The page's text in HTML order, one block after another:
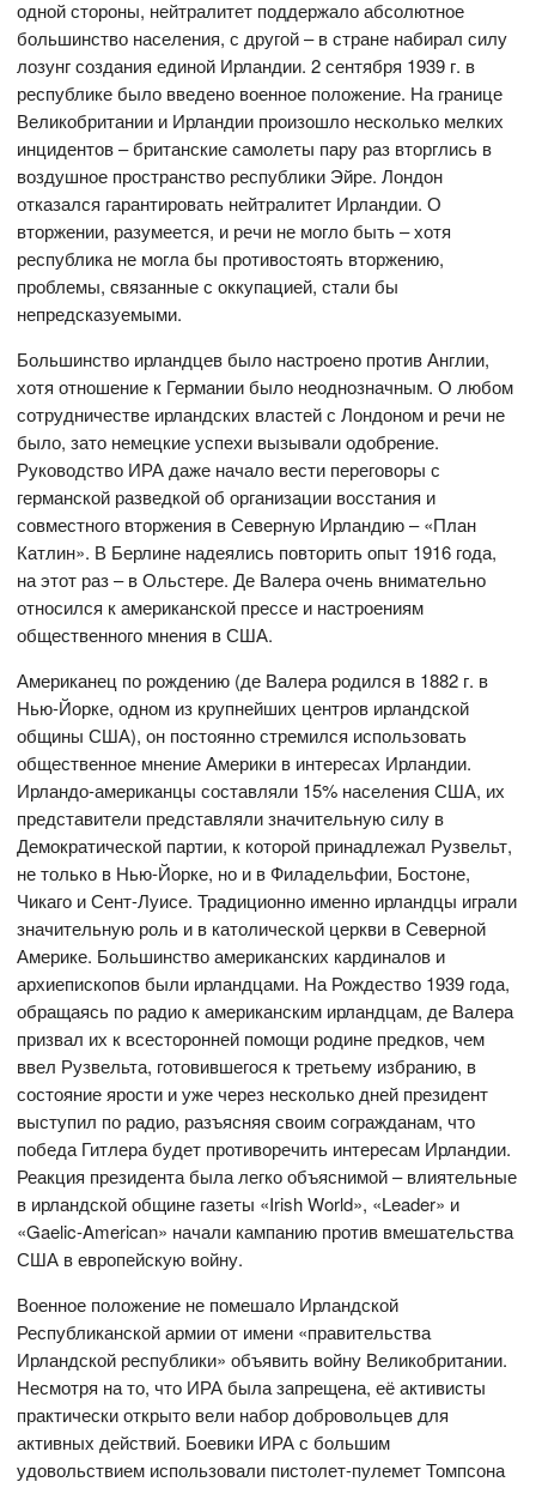
одной стороны, нейтралитет поддержало абсолютное
большинство населения, с другой – в стране набирал силу
лозунг создания единой Ирландии. 2 сентября 1939 г. в
республике было введено военное положение. На границе
Великобритании и Ирландии произошло несколько мелких
инцидентов – британские самолеты пару раз вторглись в
воздушное пространство республики Эйре. Лондон
отказался гарантировать нейтралитет Ирландии. О
вторжении, разумеется, и речи не могло быть – хотя
республика не могла бы противостоять вторжению,
проблемы, связанные с оккупацией, стали бы
непредсказуемыми.
Большинство ирландцев было настроено против Англии,
хотя отношение к Германии было неоднозначным. О любом
сотрудничестве ирландских властей с Лондоном и речи не
было, зато немецкие успехи вызывали одобрение.
Руководство ИРА даже начало вести переговоры с
германской разведкой об организации восстания и
совместного вторжения в Северную Ирландию – «План
Катлин». В Берлине надеялись повторить опыт 1916 года,
на этот раз – в Ольстере. Де Валера очень внимательно
относился к американской прессе и настроениям
общественного мнения в США.
Американец по рождению (де Валера родился в 1882 г. в
Нью-Йорке, одном из крупнейших центров ирландской
общины США), он постоянно стремился использовать
общественное мнение Америки в интересах Ирландии.
Ирландо-американцы составляли 15% населения США, их
представители представляли значительную силу в
Демократической партии, к которой принадлежал Рузвельт,
не только в Нью-Йорке, но и в Филадельфии, Бостоне,
Чикаго и Сент-Луисе. Традиционно именно ирландцы играли
значительную роль и в католической церкви в Северной
Америке. Большинство американских кардиналов и
архиепископов были ирландцами. На Рождество 1939 года,
обращаясь по радио к американским ирландцам, де Валера
призвал их к всесторонней помощи родине предков, чем
ввел Рузвельта, готовившегося к третьему избранию, в
состояние ярости и уже через несколько дней президент
выступил по радио, разъясняя своим согражданам, что
победа Гитлера будет противоречить интересам Ирландии.
Реакция президента была легко объяснимой – влиятельные
в ирландской общине газеты «Irish World», «Leader» и
«Gaelic-American» начали кампанию против вмешательства
США в европейскую войну.
Военное положение не помешало Ирландской
Республиканской армии от имени «правительства
Ирландской республики» объявить войну Великобритании.
Несмотря на то, что ИРА была запрещена, её активисты
практически открыто вели набор добровольцев для
активных действий. Боевики ИРА с большим
удовольствием использовали пистолет-пулемет Томпсона